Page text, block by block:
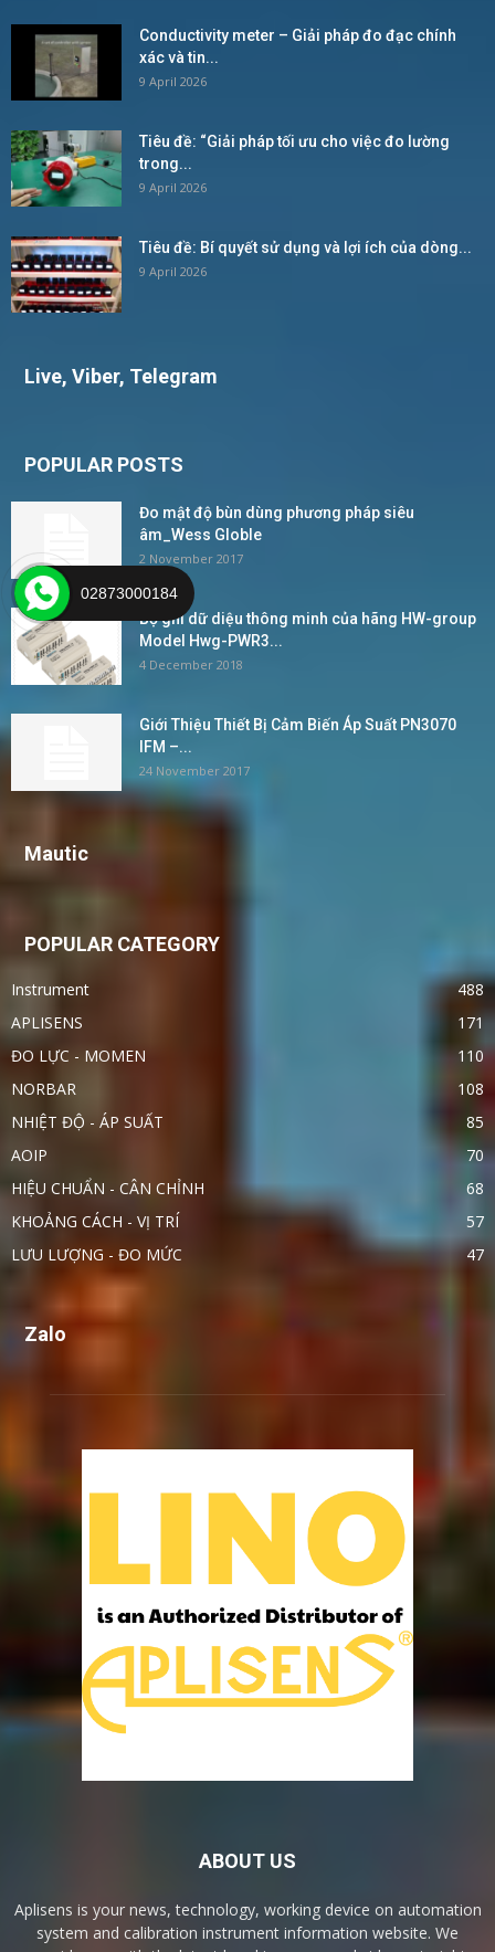
Conductivity meter – Giải pháp đo đạc chính
xác và tin...
9 April 2026
Tiêu đề: “Giải pháp tối ưu cho việc đo lường
trong...
9 April 2026
Tiêu đề: Bí quyết sử dụng và lợi ích của dòng...
9 April 2026
Live, Viber, Telegram
POPULAR POSTS
Đo mật độ bùn dùng phương pháp siêu
âm_Wess Globle
2 November 2017
Bộ ghi dữ diệu thông minh của hãng HW-group
Model Hwg-PWR3...
4 December 2018
Giới Thiệu Thiết Bị Cảm Biến Áp Suất PN3070
IFM –...
24 November 2017
Mautic
POPULAR CATEGORY
Instrument
488
APLISENS
171
ĐO LỰC - MOMEN
110
NORBAR
108
NHIỆT ĐỘ - ÁP SUẤT
85
AOIP
70
HIỆU CHUẨN - CÂN CHỈNH
68
KHOẢNG CÁCH - VỊ TRÍ
57
LƯU LƯỢNG - ĐO MỨC
47
Zalo
ABOUT US
Aplisens is your news, technology, working device on automation
system and calibration instrument information website. We
02873000184